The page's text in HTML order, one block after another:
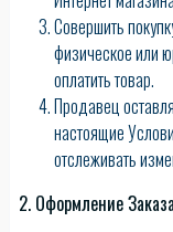
Совершить
физическое или
оплатить товар.
Продавец
настоящие
отслеживать
2. Оформление Заказа